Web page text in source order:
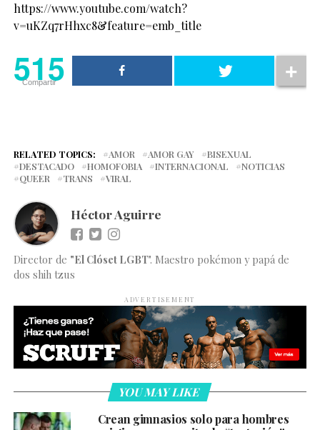
https://www.youtube.com/watch?
v=uKZq7rHhxc8&feature=emb_title
515
Compartir
RELATED TOPICS: AMOR AMOR GAY
BISEXUAL
DESTACADO
HOMOFOBIA INTERNACIONAL
NOTICIAS
QUEER
TRANS VIRAL
Héctor Aguirre
Director de "El Clóset LGBT". Maestro pokémon y papá de
dos shih tzus
ADVERTISEMENT
YOU MAY LIKE
Crean gimnasios solo para hombres